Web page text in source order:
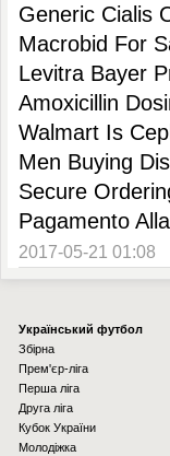
Generic Cialis
Macrobid For
Levitra Bayer
Amoxicillin
Walmart Is
Men Buying
Secure
Pagamento
2017-05-21 01:08
Українcький футбол
Збірна
Прем'єр-ліга
Перша ліга
Друга ліга
Кубок України
Молодіжка